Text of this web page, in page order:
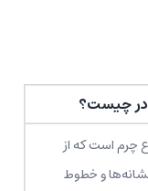
در چیست؟
چرم است که از
و خطوط